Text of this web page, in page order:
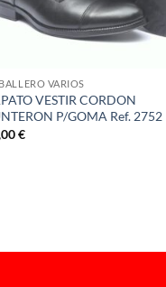
VARIOS
VESTIR CORDON
P/GOMA Ref. 2752
€